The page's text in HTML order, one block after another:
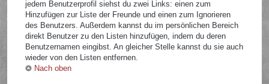
jedem Benutzerprofil siehst du zwei Links: einen zum
Hinzufügen zur Liste der Freunde und einen zum Ignorieren
des Benutzers. Außerdem kannst du im persönlichen Bereich
direkt Benutzer zu den Listen hinzufügen, indem du deren
Benutzernamen eingibst. An gleicher Stelle kannst du sie auch
wieder von den Listen entfernen.
Nach oben